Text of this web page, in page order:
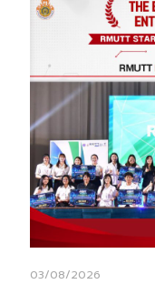
03/08/2026